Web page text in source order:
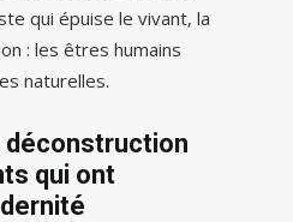
qui épuise le vivant, la
: les êtres humains
naturelles.
déconstruction
qui ont